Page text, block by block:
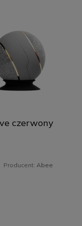
czerwony
Producent: Abee